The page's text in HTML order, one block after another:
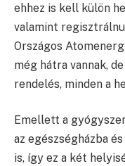
ehhez is kell külön
valamint
Országos
még hátra vannak,
rendelés, minden a
Emellett a
az egészségházba
is, így ez a két